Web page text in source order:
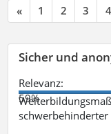
« 1 2 3 4
Sicher und
Relevanz:
59%
schwerbehinderter